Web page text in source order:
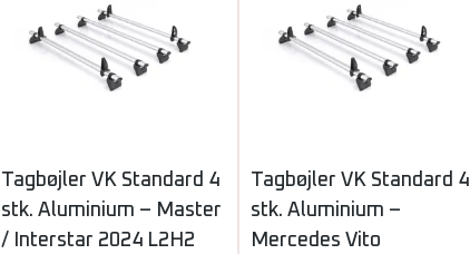
Tagbøjler VK Standard 4
stk. Aluminium – Master
/ Interstar 2024 L2H2
Tagbøjler VK Standard 4
stk. Aluminium –
Mercedes Vito